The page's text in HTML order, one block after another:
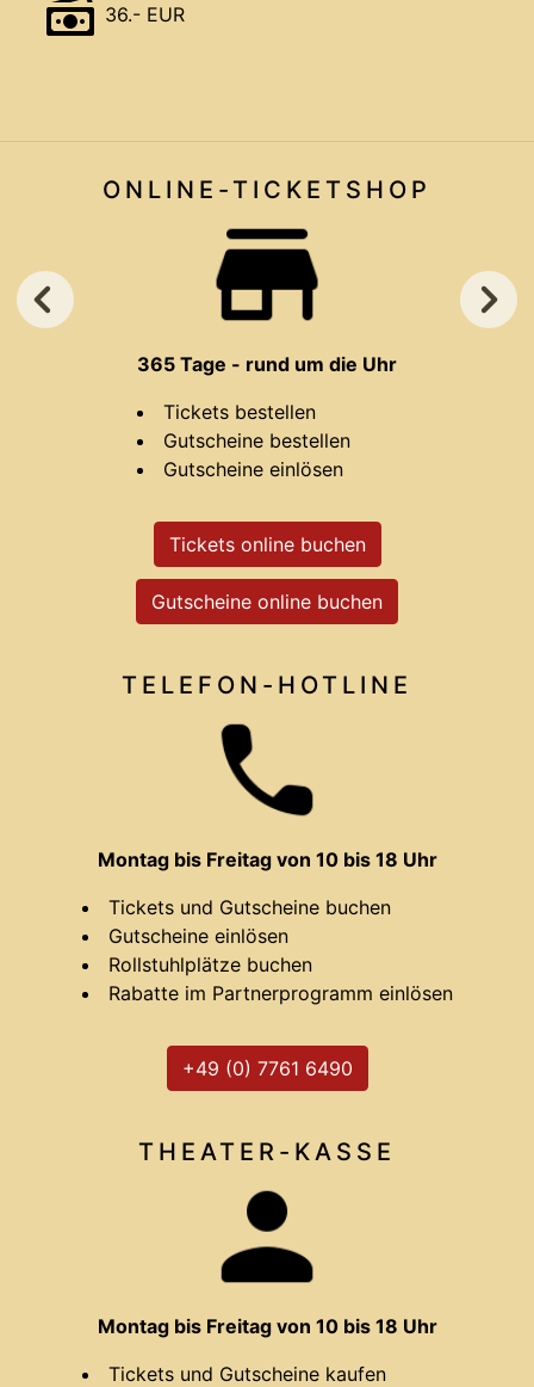
36.- EUR
ONLINE-TICKET SHOP
365 Tage - rund um die Uhr
Tickets bestellen
Gutscheine bestellen
Gutscheine einlösen
Tickets online buchen
Gutscheine online buchen
TELEFON-HOTLINE
Montag bis Freitag von 10 bis 18 Uhr
Tickets und Gutscheine buchen
Gutscheine einlösen
Rollstuhlplätze buchen
Rabatte im Partnerprogramm einlösen
+49 (0) 7761 6490
THEATER- KASSE
Montag bis Freitag von 10 bis 18 Uhr
Tickets und Gutscheine kaufen